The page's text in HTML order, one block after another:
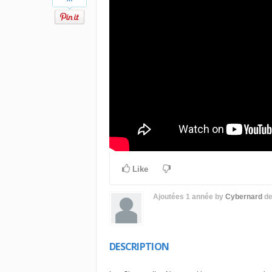
Like
Ajoutées 1 année by Cybernard de
DESCRIPTION